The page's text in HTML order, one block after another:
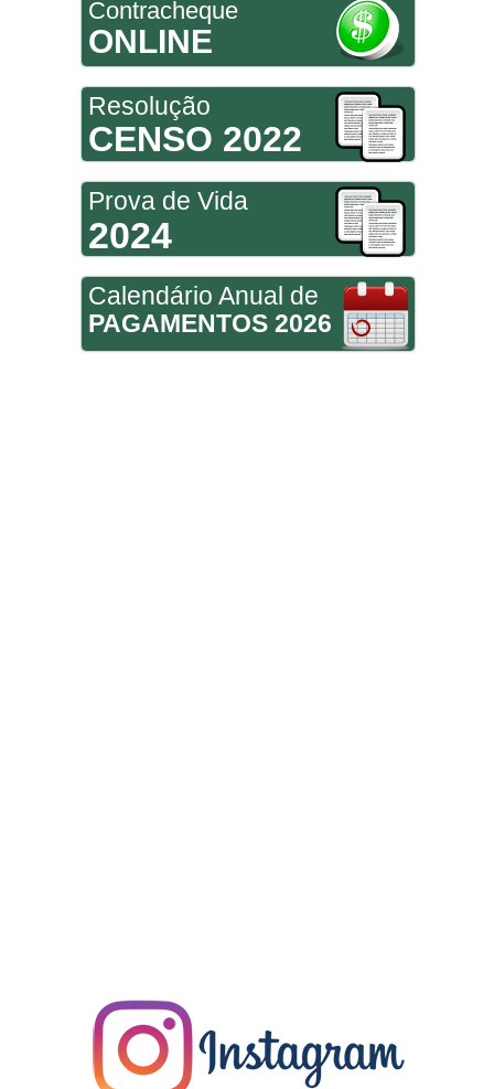
Contracheque
ONLINE
Resolução
CENSO 2022
Prova de Vida
2024
Calendário Anual de
PAGAMENTOS 2026